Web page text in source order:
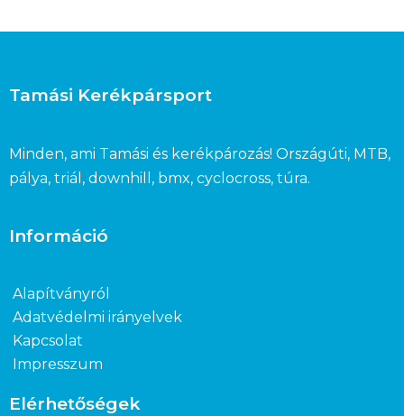
Tamási Kerékpársport
Minden, ami Tamási és kerékpározás! Országúti, MTB,
pálya, triál, downhill, bmx, cyclocross, túra.
Információ
Alapítványról
Adatvédelmi irányelvek
Kapcsolat
Impresszum
Elérhetőségek